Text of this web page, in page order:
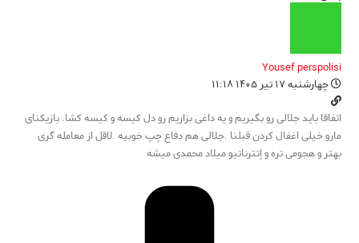
Yousef perspolisi
چهارشنبه ۱۷ تیر ۱۴۰۵ ۱۱:۱۸
اتفاقا باید جلالی رو بگیریم و یه داغی بزاریم رو دل کیسه و کیسه کشا. بازیکنای
مارو خیلی اغفال کردن قبلنا .جلالی هم دفاع چپ خوبیه .لاقل از معامله گری
بهتر و هجومی تره و اِتترناتیو میلاد محمدی میشه